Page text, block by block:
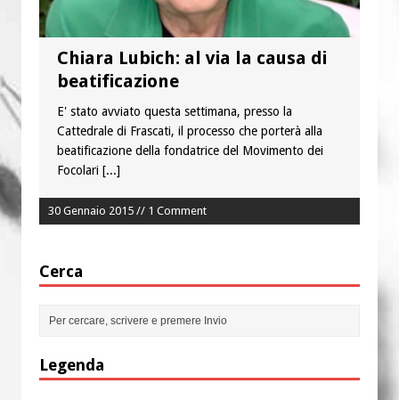
Chiara Lubich: al via la causa di
beatificazione
E' stato avviato questa settimana, presso la
Cattedrale di Frascati, il processo che porterà alla
beatificazione della fondatrice del Movimento dei
Focolari [...]
30 Gennaio 2015 // 1 Comment
Cerca
Legenda